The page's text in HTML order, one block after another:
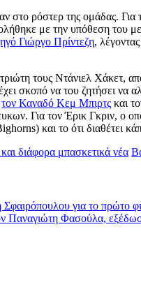
στο ρόστερ της ομάδας.
με την υπόθεση του
Γιώργο Πρίντεζη,
τους Ντάνιελ Χάκετ,
σκοπό να του ζητήσει να
τον Καναδό Κεμ Μπιρτς και
Για τον Έρικ Γκριν, ο
και το ότι διαθέτει
διάφορα μπασκετικά νέα
για το πρώτο
Παναγιώτη Φασούλα,